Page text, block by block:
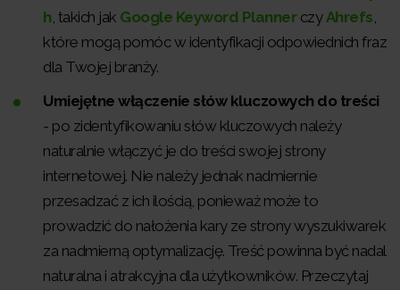
h , takich jak Google Keyword Plannerczy Ahrefs
które mogą pomóc w identyfikacji odpowiednich fraz
dla Twojej branży.
Umiejętne włączenie słów kluczowych do treści
- po zidentyfikowaniu słów kluczowych należy
naturalnie włączyć je do treści swojej strony
internetowej. Nie należy jednak nadmiernie
przesadzać z ich ilością, ponieważ może to
prowadzić do nałożenia kary ze strony wyszukiwarek
za nadmierną optymalizację. Treść powinna być nadal
naturalna i atrakcyjna dla użytkowników. Przeczytaj